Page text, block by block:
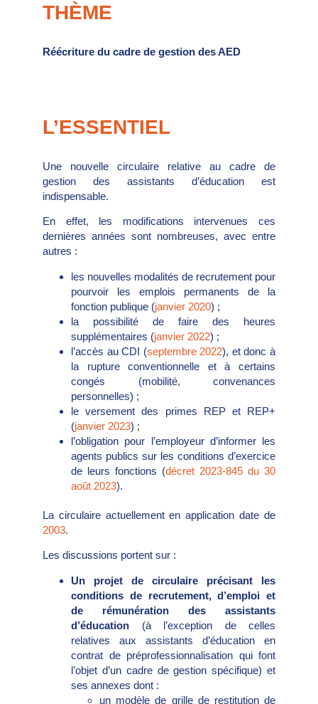
THÈME
Réécriture du cadre de gestion des AED
L’ESSENTIEL
Une nouvelle circulaire relative au cadre de
gestion des assistants d’éducation est
indispensable.
En effet, les modifications intervenues ces
dernières années sont nombreuses, avec entre
autres :
les nouvelles modalités de recrutement pour
pourvoir les emplois permanents de la
fonction publique (janvier 2020) ;
la possibilité de faire des heures
supplémentaires (janvier 2022) ;
l’accès au CDI (septembre 2022), et donc à
la rupture conventionnelle et à certains
congés (mobilité, convenances
personnelles) ;
le versement des primes REP et REP+
(janvier 2023) ;
l’obligation pour l’employeur d’informer les
agents publics sur les conditions d’exercice
de leurs fonctions (décret 2023-845 du 30
août 2023).
La circulaire actuellement en application date de
2003.
Les discussions portent sur :
Un projet de circulaire précisant les
conditions de recrutement, d’emploi et
de rémunération des assistants
d’éducation (à l’exception de celles
relatives aux assistants d’éducation en
contrat de préprofessionnalisation qui font
l’objet d’un cadre de gestion spécifique) et
ses annexes dont :
un modèle de grille de restitution de